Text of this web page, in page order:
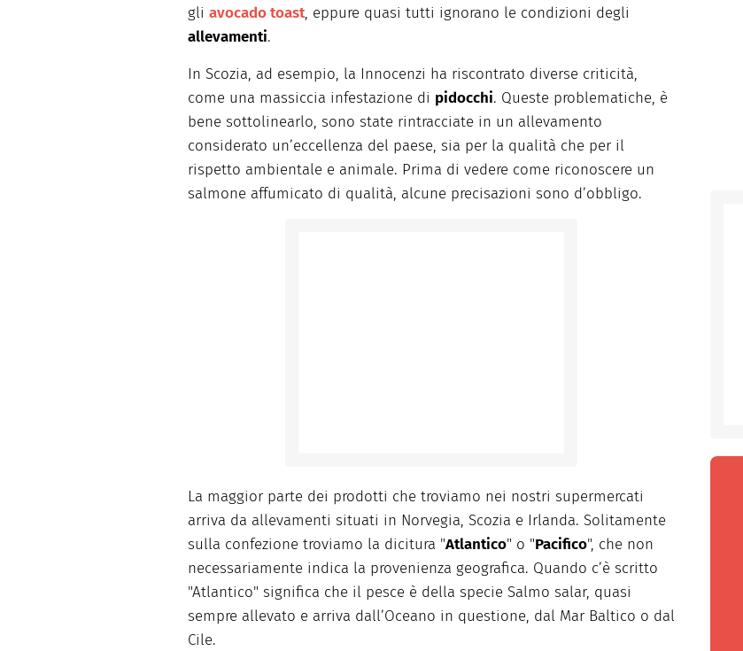
gli avocado toast, eppure quasi tutti ignorano le condizioni degli
allevamenti.
In Scozia, ad esempio, la Innocenzi ha riscontrato diverse criticità,
come una massiccia infestazione di pidocchi. Queste problematiche, è
bene sottolinearlo, sono state rintracciate in un allevamento
considerato un’eccellenza del paese, sia per la qualità che per il
rispetto ambientale e animale. Prima di vedere come riconoscere un
salmone affumicato di qualità, alcune precisazioni sono d’obbligo.
La maggior parte dei prodotti che troviamo nei nostri supermercati
arriva da allevamenti situati in Norvegia, Scozia e Irlanda. Solitamente
sulla confezione troviamo la dicitura "Atlantico" o "Pacifico", che non
necessariamente indica la provenienza geografica. Quando c’è scritto
"Atlantico" significa che il pesce è della specie Salmo salar, quasi
sempre allevato e arriva dall’Oceano in questione, dal Mar Baltico o dal
Cile.